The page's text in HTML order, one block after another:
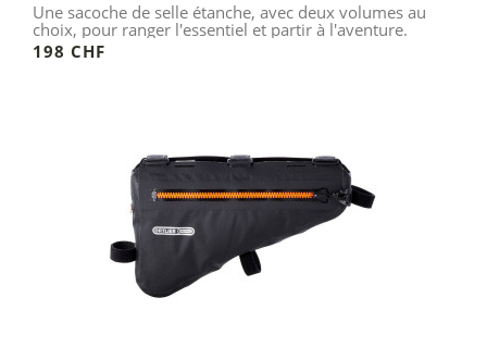
Une sacoche de selle étanche, avec deux volumes au
choix, pour ranger l'essentiel et partir à l'aventure.
198 CHF